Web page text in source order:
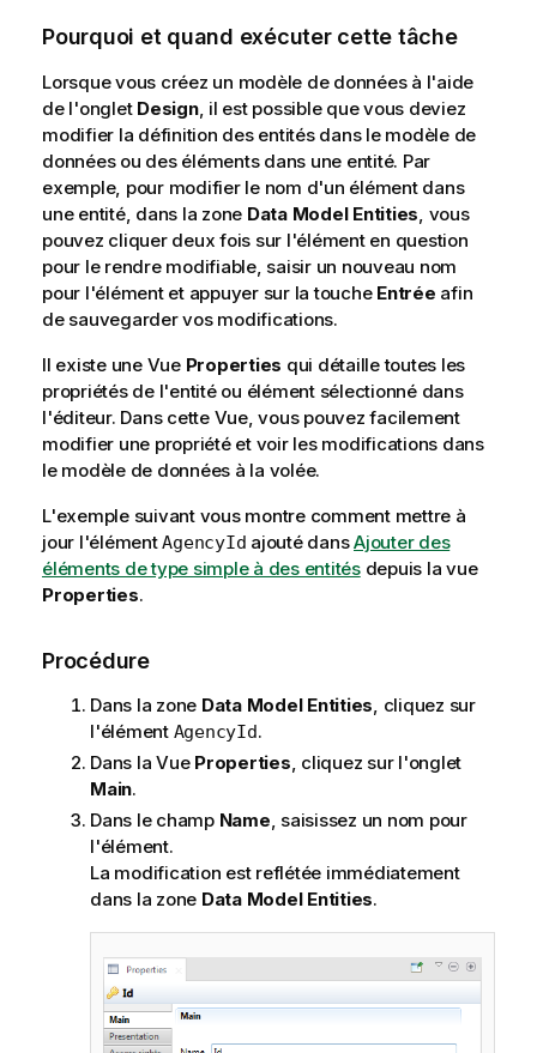
a
b
i
l
i
t
y
-
n
o
t
e
Pourquoi et quand exécuter cette tâche
Lorsque vous créez un modèle de données à l'aide
de l'onglet Design, il est possible que vous deviez
modifier la définition des entités dans le modèle de
données ou des éléments dans une entité. Par
exemple, pour modifier le nom d'un élément dans
une entité, dans la zone Data Model Entities, vous
pouvez cliquer deux fois sur l'élément en question
pour le rendre modifiable, saisir un nouveau nom
pour l'élément et appuyer sur la touche Entrée afin
de sauvegarder vos modifications.
Il existe une Vue Properties qui détaille toutes les
propriétés de l'entité ou élément sélectionné dans
l'éditeur. Dans cette Vue, vous pouvez facilement
modifier une propriété et voir les modifications dans
le modèle de données à la volée.
L'exemple suivant vous montre comment mettre à
jour l'élémentAgencyId ajouté dansAjouter des
éléments de type simple à des entitésdepuis la vue
Properties.
Procédure
Dans la zone Data Model Entities, cliquez sur
l'élément AgencyId.
Dans la Vue Properties, cliquez sur l'onglet
Main.
Dans le champ Name, saisissez un nom pour
l'élément.
La modification est reflétée immédiatement
dans la zone Data Model Entities.